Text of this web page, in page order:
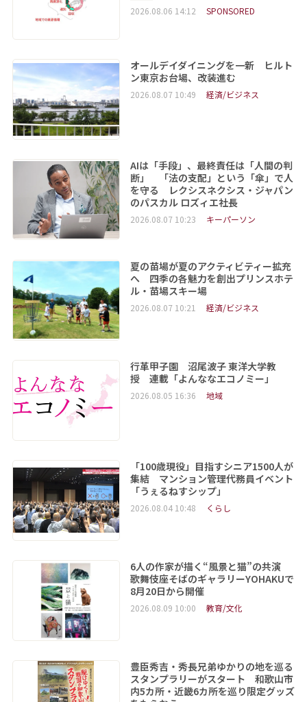
2026.08.06 14:12 SPONSORED
オールデイダイニングを一新 ヒルト
ン東京お台場、改装進む
2026.08.07 10:49 経済/ビジネス
AIは「手段」、最終責任は「人間の判
断」 「法の支配」という「傘」で人
を守る レクシスネクシス・ジャパン
のパスカル ロズィエ社長
2026.08.07 10:23 キーパーソン
夏の苗場が夏のアクティビティー拡充
へ 四季の各魅力を創出プリンスホテ
ル・苗場スキー場
2026.08.07 10:21 経済/ビジネス
行革甲子園 沼尾波子 東洋大学教
授 連載「よんななエコノミー」
2026.08.05 16:36 地域
「100歳現役」目指すシニア1500人が
集結 マンション管理代務員イベント
「うぇるねすシップ」
2026.08.04 10:48 くらし
6人の作家が描く“風景と猫”の共演
歌舞伎座そばのギャラリーYOHAKUで
8月20日から開催
2026.08.09 10:00 教育/文化
豊臣秀吉・秀長兄弟ゆかりの地を巡る
スタンプラリーがスタート 和歌山市
内5カ所・近畿6カ所を巡り限定グッズ